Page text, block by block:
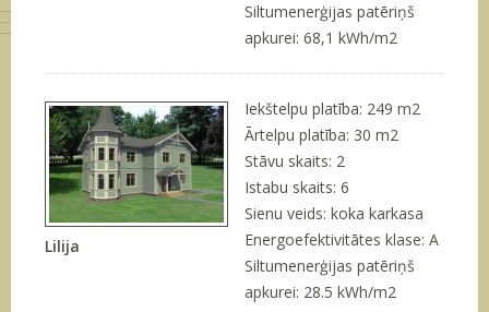
Siltumenerģijas patēriņš
apkurei: 68,1 kWh/m2
Lilija
Iekštelpu platība: 249 m2
Ārtelpu platība: 30 m2
Stāvu skaits: 2
Istabu skaits: 6
Sienu veids: koka karkasa
Energoefektivitātes klase: A
Siltumenerģijas patēriņš
apkurei: 28.5 kWh/m2